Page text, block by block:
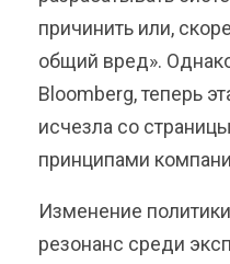
причинить или,
общий вред».
Bloomberg, теперь
исчезла со
принципами
Изменение
резонанс среди